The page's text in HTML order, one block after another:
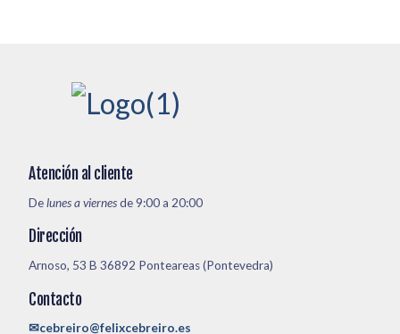
Atención al cliente
Delunes a viernesde 9:00 a 20:00
Dirección
Arnoso, 53 B 36892 Ponteareas (Pontevedra)
Contacto
✉cebreiro@felixcebreiro.es